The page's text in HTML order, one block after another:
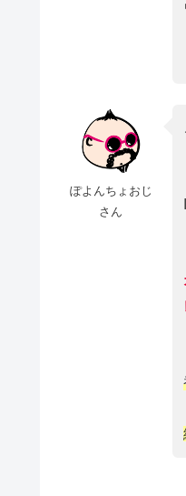
ぽよんちょおじ
さん